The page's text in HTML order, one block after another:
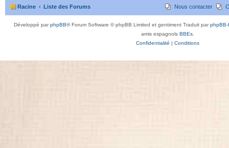
Racine Liste des Forums Nous contacter
Développé parphpBB® Forum Software © phpBB Limited et gentiment Traduit parphpBB-
amis espagnols BBEs.
Confidentialité | Conditions